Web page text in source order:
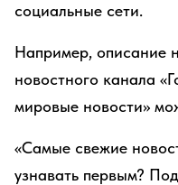
социальные сети.
Например, описание
новостного канала
мировые новости»
«Самые свежие
узнавать первым?